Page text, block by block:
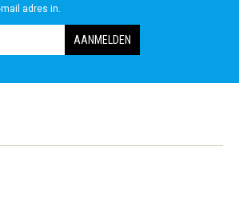
adres in.